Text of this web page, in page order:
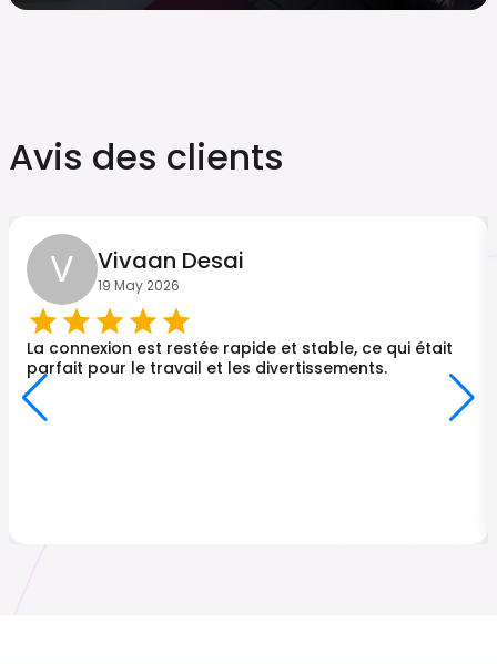
Avis des clients
V Vivaan Desai
19 May 2026
La connexion est restée rapide et stable, ce qui était
parfait pour le travail et les divertissements.